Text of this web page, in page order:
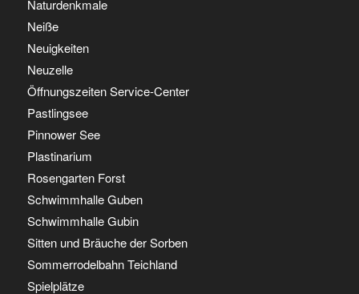
Naturdenkmale
Neiße
Neuigkeiten
Neuzelle
Öffnungszeiten Service-Center
Pastlingsee
Pinnower See
Plastinarium
Rosengarten Forst
Schwimmhalle Guben
Schwimmhalle Gubin
Sitten und Bräuche der Sorben
Sommerrodelbahn Teichland
Spielplätze